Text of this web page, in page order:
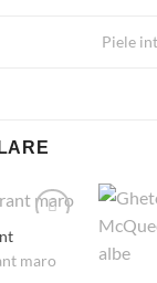
Piele
maro